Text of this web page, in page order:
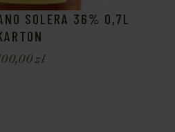
SOLERA 36% 0,7L
zł